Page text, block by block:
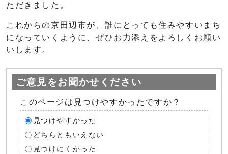
ただきました。
これからの京田辺市が、誰にとっても住みやすいまち
になっていくように、ぜひお力添えをよろしくお願い
いします。
ご意見をお聞かせください
このページは見つけやすかったですか？
見つけやすかった
どちらともいえない
見つけにくかった